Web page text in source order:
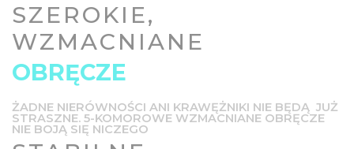
SZEROKIE,
WZMACNIANE
OBRĘCZE
ŻADNE NIERÓWNOŚCI ANI KRAWĘŻNIKI NIE BĘDĄ JUŻ
STRASZNE. 5-KOMOROWE WZMACNIANE OBRĘCZE
NIE BOJĄ SIĘ NICZEGO